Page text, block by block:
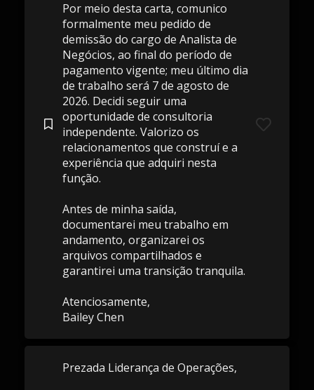
Por meio desta carta, comunico
formalmente meu pedido de
demissão do cargo de Analista de
Negócios, ao final do período de
pagamento vigente; meu último dia
de trabalho será 7 de agosto de
2026. Decidi seguir uma
oportunidade de consultoria
independente. Valorizo ​​os
relacionamentos que construí e a
experiência que adquiri nesta
função.
Antes de minha saída,
documentarei meu trabalho em
andamento, organizarei os
arquivos compartilhados e
garantirei uma transição tranquila.
Atenciosamente,
Bailey Chen
Prezada Liderança de Operações,